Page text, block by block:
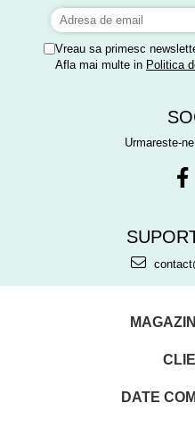
Vreau sa primesc
Afla mai multe in Politica
Urmareste-
DATE